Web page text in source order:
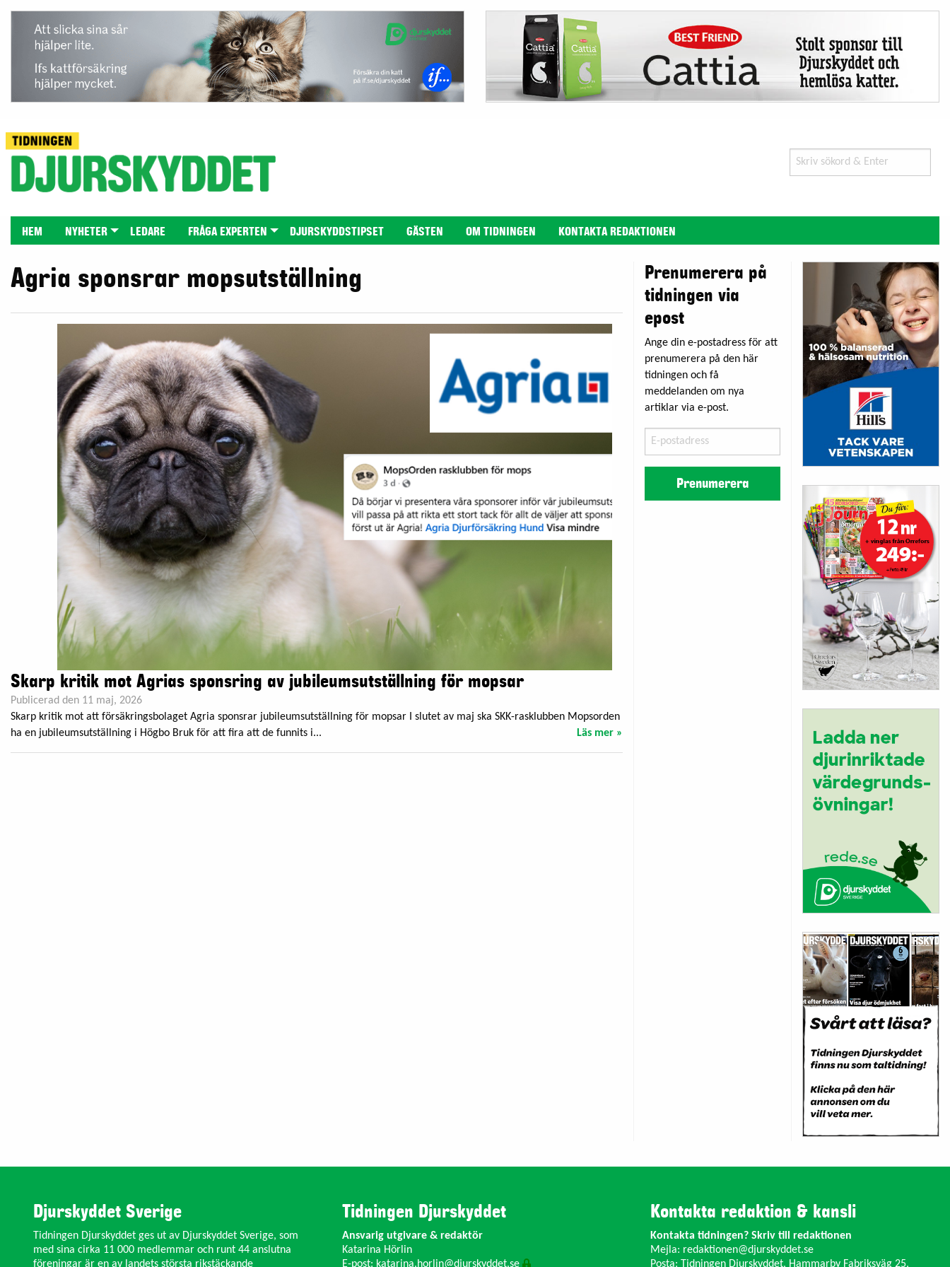
Search
for:
HEM NYHETER LEDARE FRÅGA EXPERTEN DJURSKYDDSTIPSET GÄSTEN OM TIDNINGEN KONTAKTA REDAKTIONEN
Agria sponsrar mopsutställning
Skarp kritik mot Agrias sponsring av jubileumsutställning för mopsar
Publicerad den 11 maj, 2026
Skarp kritik mot att försäkringsbolaget Agria sponsrar jubileumsutställning för mopsar I slutet av maj ska SKK-rasklubben Mopsorden
ha en jubileumsutställning i Högbo Bruk för att fira att de funnits i...
Läs mer »
Prenumerera på
tidningen via
epost
Ange din e-postadress för att
prenumerera på den här
tidningen och få
meddelanden om nya
artiklar via e-post.
postadress
Prenumerera
Djurskyddet Sverige
Tidningen Djurskyddet ges ut av Djurskyddet Sverige, som
med sina cirka 11 000 medlemmar och runt 44 anslutna
föreningar är en av landets största rikstäckande
Tidningen Djurskyddet
Ansvarig utgivare & redaktör
Katarina Hörlin
E-post: katarina.horlin@djurskyddet.se
Kontakta redaktion & kansli
Kontakta tidningen? Skriv till redaktionen
Mejla: redaktionen@djurskyddet.se
Posta: Tidningen Djurskyddet, Hammarby Fabriksväg 25,